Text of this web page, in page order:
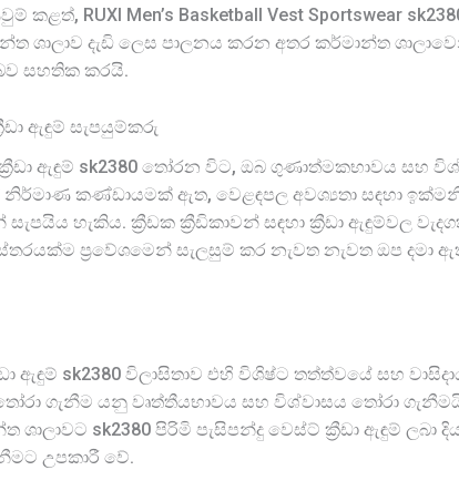
RUXI Men’s Basketball Vest Sportswear
ශාලාව දැඩි ලෙස පාලනය කරන අතර කර්මාන්ත
සහතික කරයි.
ඇඳුම් සැපයුම්කරු
ක්‍රීඩා ඇඳුම් sk2380 තෝරන විට, ඔබ ගුණාත්මකභාවය සහ
කණ්ඩායමක් ඇත, වෙළඳපල අවශ්‍යතා සඳහා
හැකිය. ක්‍රීඩක ක්‍රීඩිකාවන් සඳහා ක්‍රීඩා ඇඳුම්වල
ප්‍රවේශමෙන් සැලසුම් කර නැවත නැවත ඔප දමා
ඇඳුම් sk2380 විලාසිතාව එහි විශිෂ්ට තත්ත්වයේ සහ
ගැනීම යනු වෘත්තීයභාවය සහ විශ්වාසය තෝරා
ශාලාවට sk2380 පිරිමි පැසිපන්දු වෙස්ට් ක්‍රීඩා ඇඳුම් ලබා
උපකාරී වේ.